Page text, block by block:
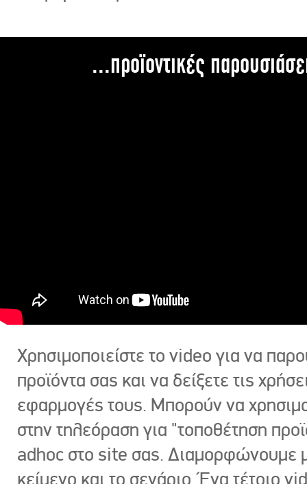
...προϊοντικές
Χρησιμοποιείστε το video για να
προϊόντα σας και να δείξετε τις
εφαρμογές τους. Μπορούν να
στην τηλεόραση για "τοποθέτηση
adhoc στο site σας. Διαμορφώνουμε